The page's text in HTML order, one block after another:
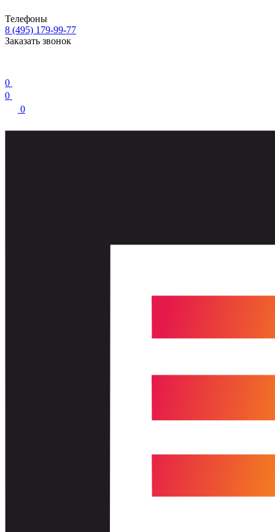
Телефоны
8 (495) 179-99-77
Заказать звонок
0
0
0